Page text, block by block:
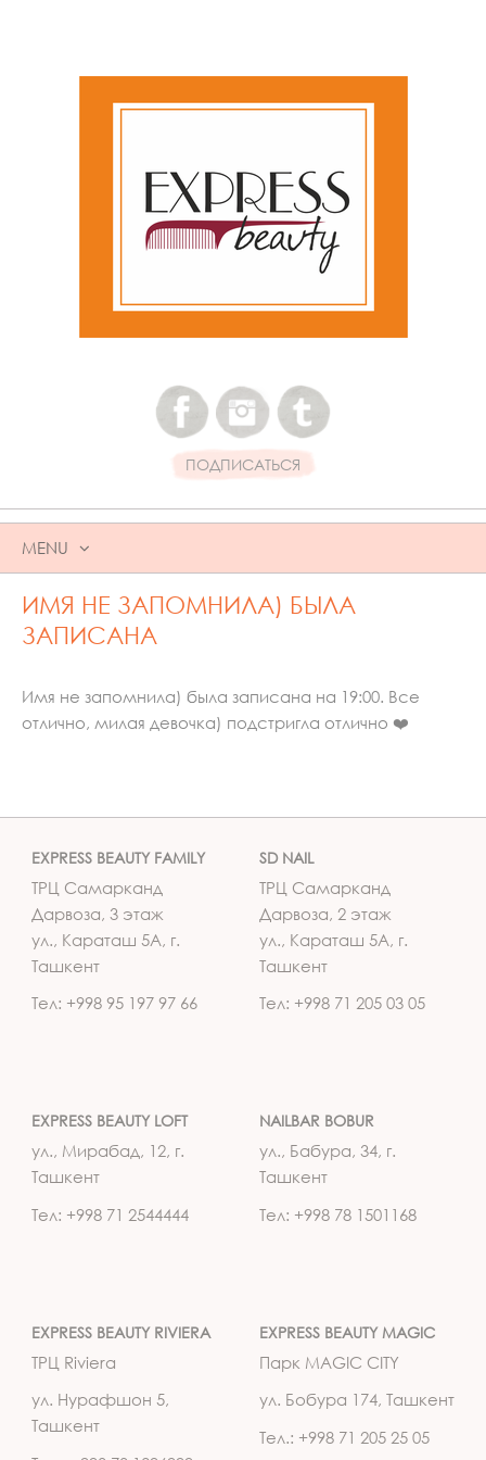
ПОДПИСАТЬСЯ
MENU
SKIP
TO
CONTENT
ИМЯ НЕ ЗАПОМНИЛА) БЫЛА
ЗАПИСАНА
Имя не запомнила) была записана на 19:00. Все
отлично, милая девочка) подстригла отлично ❤️
EXPRESS BEAUTY FAMILY
ТРЦ Самарканд
Дарвоза, 3 этаж
ул., Караташ 5А, г.
Ташкент
Тел: +998 95 197 97 66
SD NAIL
ТРЦ Самарканд
Дарвоза, 2 этаж
ул., Караташ 5А, г.
Ташкент
Тел: +998 71 205 03 05
EXPRESS BEAUTY LOFT
ул., Мирабад, 12, г.
Ташкент
Тел: +998 71 2544444
NAILBAR BOBUR
ул., Бабура, 34, г.
Ташкент
Тел: +998 78 1501168
EXPRESS BEAUTY RIVIERA
ТРЦ Riviera
ул. Нурафшон 5,
Ташкент
EXPRESS BEAUTY MAGIC
Парк MAGIC CITY
ул. Бобура 174, Ташкент
Тел.: +998 71 205 25 05